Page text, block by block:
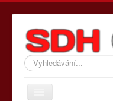
Vyhledávání...
Přepnout